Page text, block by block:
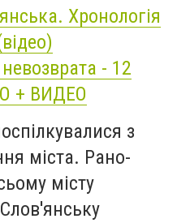
Хронологія
- 12
+ ВИДЕО
з
міста. Рано-
місту